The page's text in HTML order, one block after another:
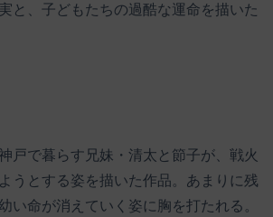
と、子どもたちの過酷な運命を描いた
戸で暮らす兄妹・清太と節子が、戦火
うとする姿を描いた作品。あまりに残
い命が消えていく姿に胸を打たれる。